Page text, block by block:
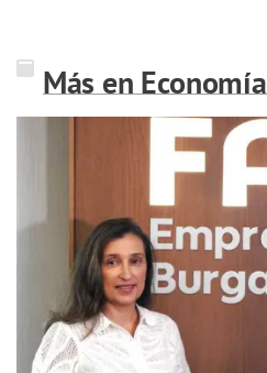
Más en Economía